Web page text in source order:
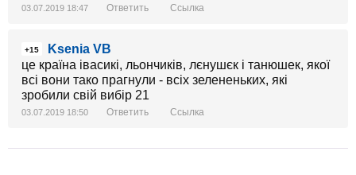
03.07.2019 18:47 Ответить Ссылка
+15
Ksenia VB
це країна івасикі, льончиків, лєнушєк і танюшек, якої
всі вони тако прагнули - всіх зелененьких, які
зробили свій вибір 21
03.07.2019 18:50 Ответить Ссылка